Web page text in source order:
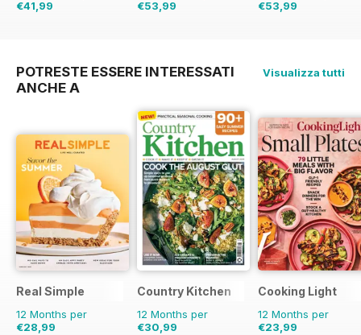
€41,99
€53,99
€53,99
POTRESTE ESSERE INTERESSATI
ANCHE A
Visualizza tutti
Real Simple
12 Months per
€28,99
Country Kitchen
12 Months per
€30,99
Cooking Light
12 Months per
€23,99